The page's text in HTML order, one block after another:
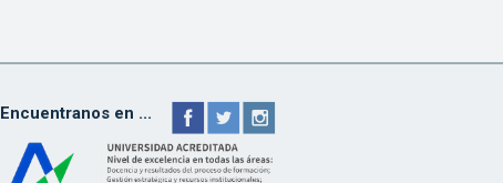
Encuentranos en ...